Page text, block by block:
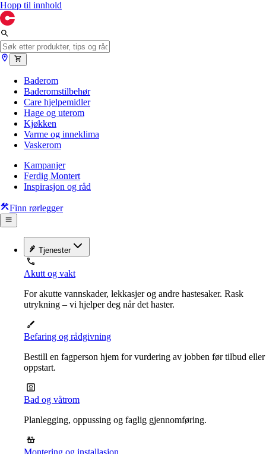
Hopp til innhold
Baderom
Baderomstilbehør
Care hjelpemidler
Hage og uterom
Kjøkken
Varme og inneklima
Vaskerom
Kampanjer
Ferdig Montert
Inspirasjon og råd
Finn rørlegger
Tjenester
Akutt og vakt
For akutte vannskader, lekkasjer og andre hastesaker. Rask
utrykning – vi hjelper deg når det haster.
Befaring og rådgivning
Bestill en fagperson hjem for vurdering av jobben før tilbud eller
oppstart.
Bad og våtrom
Planlegging, oppussing og faglig gjennomføring.
Montering og installasjon